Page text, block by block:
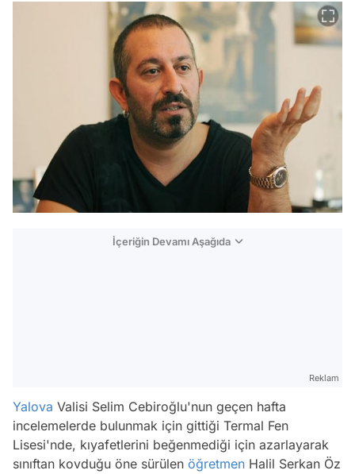
İçeriğin Devamı Aşağıda
Reklam
Yalova Valisi Selim Cebiroğlu'nun geçen hafta
incelemelerde bulunmak için gittiği Termal Fen
Lisesi'nde, kıyafetlerini beğenmediği için azarlayarak
sınıftan kovduğu öne sürülen öğretmen Halil Serkan Öz